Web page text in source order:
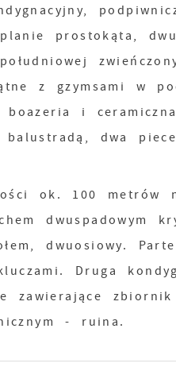
prostokąta,
z gzymsami w
i
dwa
ok. 100 metrów
dwuspadowym
dwuosiowy.
Druga
zbiornik
- ruina.